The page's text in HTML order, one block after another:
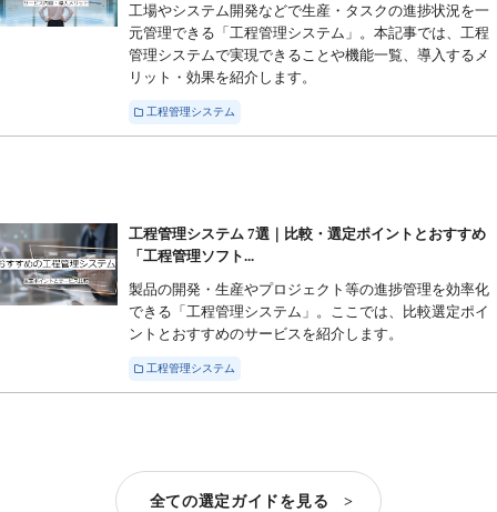
工場やシステム開発などで生産・タスクの進捗状況を一
元管理できる「工程管理システム」。本記事では、工程
管理システムで実現できることや機能一覧、導入するメ
リット・効果を紹介します。
工程管理システム
工程管理システム 7選｜比較・選定ポイントとおすすめ
「工程管理ソフト...
製品の開発・生産やプロジェクト等の進捗管理を効率化
できる「工程管理システム」。ここでは、比較選定ポイ
ントとおすすめのサービスを紹介します。
工程管理システム
全ての選定ガイドを見る >